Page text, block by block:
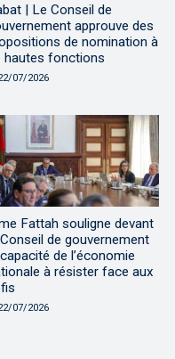
| Le Conseil de
approuve des
de nomination à
hautes fonctions
07/2026
Fattah souligne devant
de gouvernement
de l’économie
à résister face aux
07/2026